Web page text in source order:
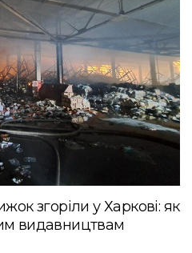
згоріли у Харкові: як
видавництвам